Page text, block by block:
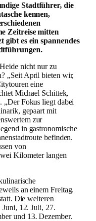
Stadtführer, die
kennen,
Zeitreise mitten
gibt es ein spannendes
nicht nur zu
„Seit April bieten wir,
eine
Michael Schittek,
„Der Fokus liegt dabei
gepaart mit
zur
in gastronomische
befinden.
von
Kilometer langen
an einem Freitag.
Die weiteren
12. Juli, 27.
und 13. Dezember.